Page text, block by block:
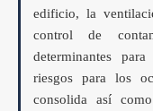
edificio, la
control de
determinantes
riesgos para los
consolida así